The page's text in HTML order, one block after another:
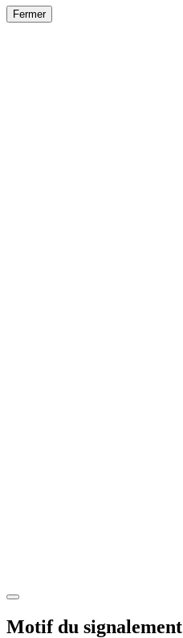
Fermer
Motif du signalement